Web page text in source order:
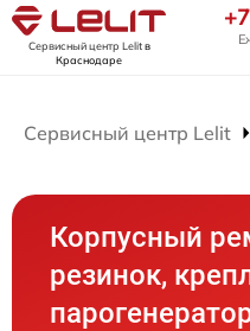
Сервисный центр Lelitв
Краснодаре
Сервисный центр Lelit
Корпусный
резинок,